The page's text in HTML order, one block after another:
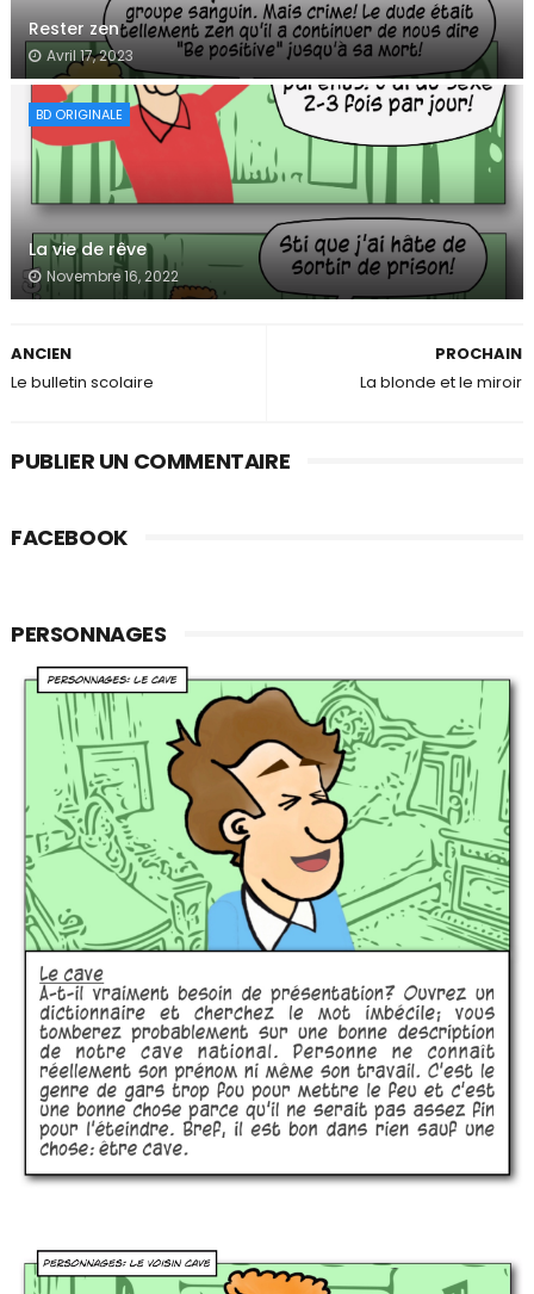
Rester zen
Avril 17, 2023
BD ORIGINALE
La vie de rêve
Novembre 16, 2022
PROCHAIN
La blonde et le miroir
ANCIEN
Le bulletin scolaire
PUBLIER UN COMMENTAIRE
FACEBOOK
PERSONNAGES